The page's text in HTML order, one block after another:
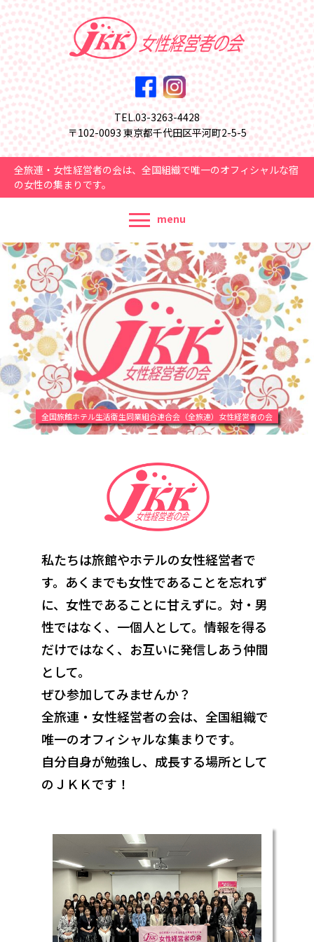
TEL.03-3263-4428
〒102-0093 東京都千代田区平河町2-5-5
全旅連・女性経営者の会は、全国組織で唯一のオフィシャルな宿
の女性の集まりです。
menu
全国旅館ホテル生活衛生同業組合連合会（全旅連）女性経営者の会
私たちは旅館やホテルの女性経営者で
す。あくまでも女性であることを忘れず
に、 女性であることに甘えずに。対・男
性ではなく、一個人として。情報を得る
だけではなく、お互いに発信しあう仲間
として。
ぜひ参加してみませんか？
全旅連・女性経営者の会は、全国組織で
唯一のオフィシャルな集まりです。
自分自身が勉強し、成長する場所として
のＪＫＫです！